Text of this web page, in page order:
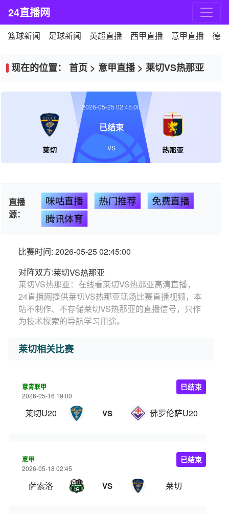
24直播网
篮球新闻 足球新闻 英超直播 西甲直播 意甲直播 德
现在的位置： 首页 > 意甲直播> 莱切VS热那亚
莱切 热那亚
2026-05-25 02:45:00
已结束
VS
直播
源：
咪咕直播 热门推荐
免费直播
腾讯体育
比赛时间: 2026-05-25 02:45:00
对阵双方:莱切VS热那亚
莱切VS热那亚：在线看莱切VS热那亚高清直播，
24直播网提供莱切VS热那亚现场比赛直播视频，本
站不制作、不存储莱切VS热那亚的直播信号，只作
为技术探索的导航学习用途。
莱切相关比赛
意青联甲
2026-05-16 19:00
莱切U20 VS 佛罗伦萨U20
已结束
意甲
2026-05-18 02:45
萨索洛 VS 莱切
已结束